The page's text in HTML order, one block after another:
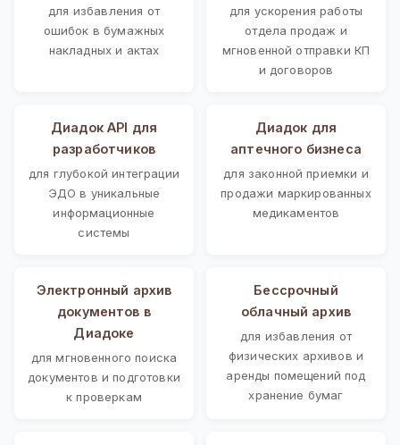
для избавления от
ошибок в бумажных
накладных и актах
для ускорения работы
отдела продаж и
мгновенной отправки КП
и договоров
Диадок API для
разработчиков
для глубокой интеграции
ЭДО в уникальные
информационные
системы
Диадок для
аптечного бизнеса
для законной приемки и
продажи маркированных
медикаментов
Электронный архив
документов в
Диадоке
для мгновенного поиска
документов и подготовки
к проверкам
Бессрочный
облачный архив
для избавления от
физических архивов и
аренды помещений под
хранение бумаг